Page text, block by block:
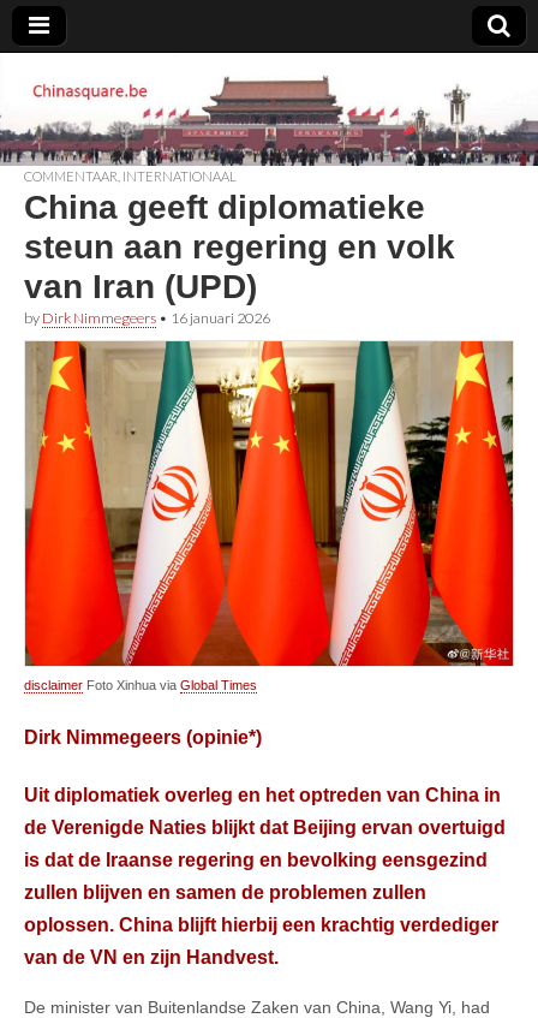
Chinasquare.be
COMMENTAAR INTERNATIONAAL
China geeft diplomatieke
steun aan regering en volk
van Iran (UPD)
by Dirk Nimmegeers • 16 januari 2026
disclaimer Foto Xinhua via Global Times
Dirk Nimmegeers (opinie*)
Uit diplomatiek overleg en het optreden van China in
de Verenigde Naties blijkt dat Beijing ervan overtuigd
is dat de Iraanse regering en bevolking eensgezind
zullen blijven en samen de problemen zullen
oplossen. China blijft hierbij een krachtig verdediger
van de VN en zijn Handvest.
De minister van Buitenlandse Zaken van China, Wang Yi, had